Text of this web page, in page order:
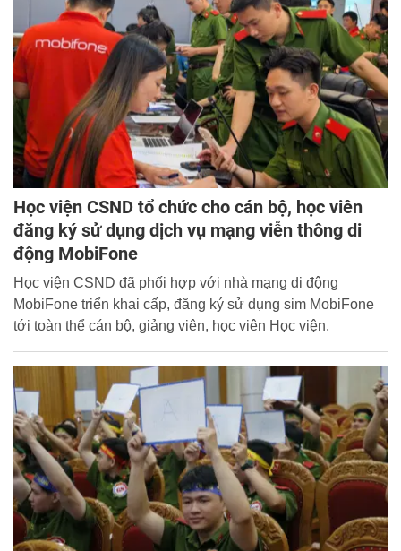
Học viện CSND tổ chức cho cán bộ, học viên
đăng ký sử dụng dịch vụ mạng viễn thông di
động MobiFone
Học viện CSND đã phối hợp với nhà mạng di động
MobiFone triển khai cấp, đăng ký sử dụng sim MobiFone
tới toàn thể cán bộ, giảng viên, học viên Học viện.